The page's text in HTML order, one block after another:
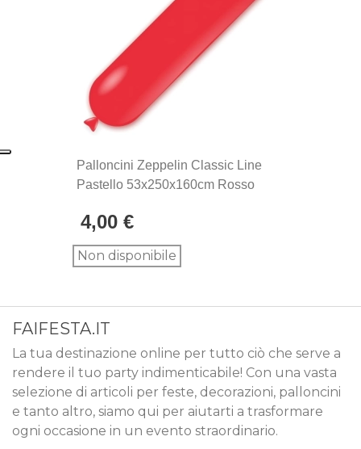
produzione Made in Italy, sinonimo di maestria
artigianale e attenzione ai dettagli.
Palloncini Zeppelin Classic Line
Pastello 53x250x160cm Rosso
4,00 €
Non disponibile
FAIFESTA.IT
La tua destinazione online per tutto ciò che serve a
rendere il tuo party indimenticabile! Con una vasta
selezione di articoli per feste, decorazioni, palloncini
e tanto altro, siamo qui per aiutarti a trasformare
ogni occasione in un evento straordinario.